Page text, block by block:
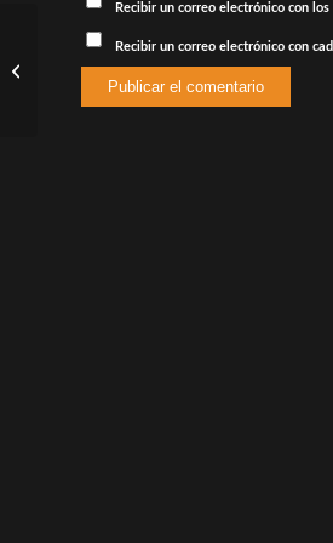
Recibir un correo electrónico con
Recibir un correo electrónico con
Kim Nam Gil es un
criminales en pesadillas
en un nuevo...